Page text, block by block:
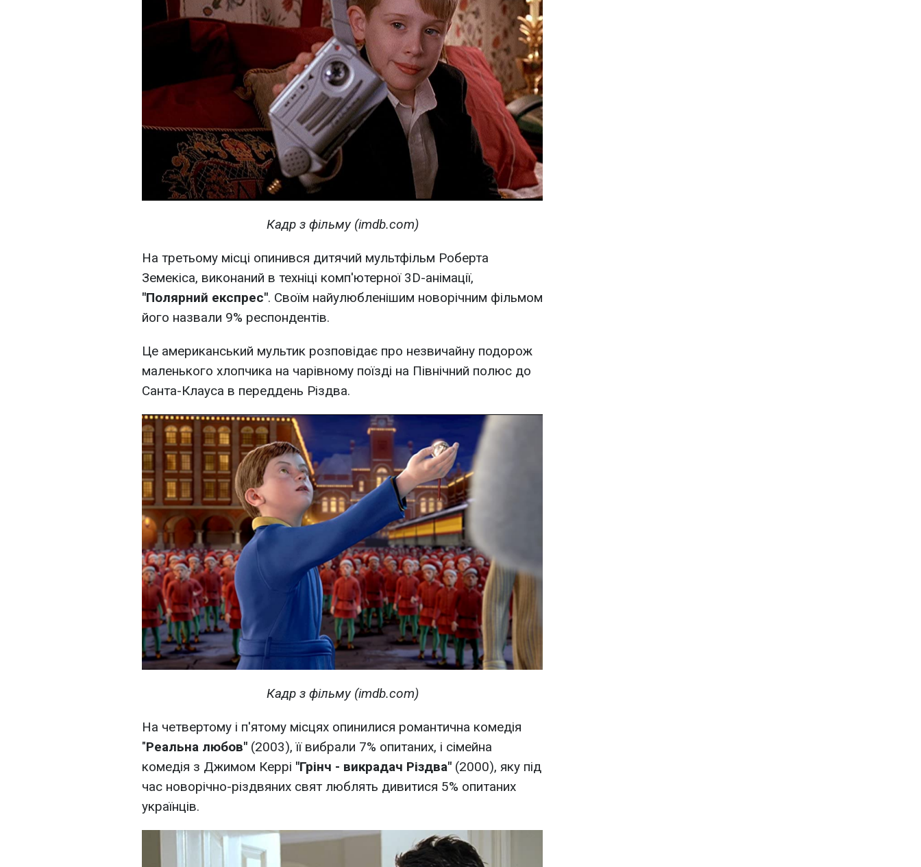
Кадр з фільму (imdb.com)
На третьому місці опинився дитячий мультфільм Роберта
Земекіса, виконаний в техніці комп'ютерної 3D-анімації,
"Полярний експрес". Своїм найулюбленішим новорічним фільмом
його назвали 9% респондентів.
Це американський мультик розповідає про незвичайну подорож
маленького хлопчика на чарівному поїзді на Північний полюс до
Санта-Клауса в переддень Різдва.
Кадр з фільму (imdb.com)
На четвертому і п'ятому місцях опинилися романтична комедія
"Реальна любов" (2003), її вибрали 7% опитаних, і сімейна
комедія з Джимом Керрі "Грінч - викрадач Різдва" (2000), яку під
час новорічно-різдвяних свят люблять дивитися 5% опитаних
українців.